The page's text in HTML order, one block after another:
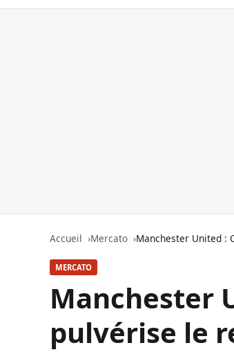
Accueil Mercato Manchester United :
MERCATO
Manchester
pulvérise le